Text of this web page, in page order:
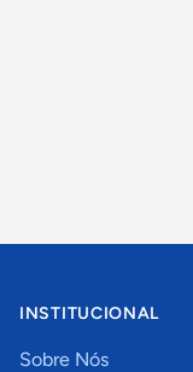
INSTITUCIONAL
Sobre Nós